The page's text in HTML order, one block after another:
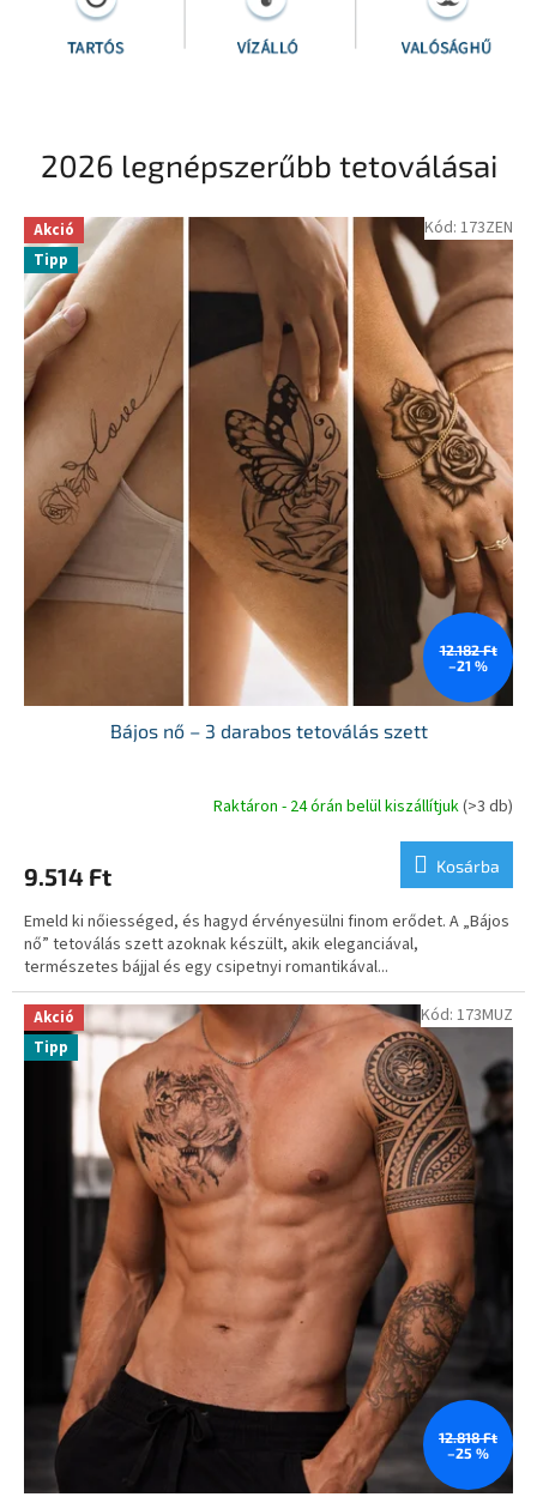
2026 legnépszerűbb tetoválásai
Akció
Tipp
12.182 Ft
–21 %
Bájos nő – 3 darabos tetoválás szett
Raktáron - 24 órán belül kiszállítjuk(>3 db)
9.514 Ft Kosárba
Emeld ki nőiességed, és hagyd érvényesülni finom erődet. A „Bájos
nő” tetoválás szett azoknak készült, akik eleganciával,
természetes bájjal és egy csipetnyi romantikával...
Kód: 173ZEN
Akció
Tipp
12.818 Ft
–25 %
Kód: 173MUZ